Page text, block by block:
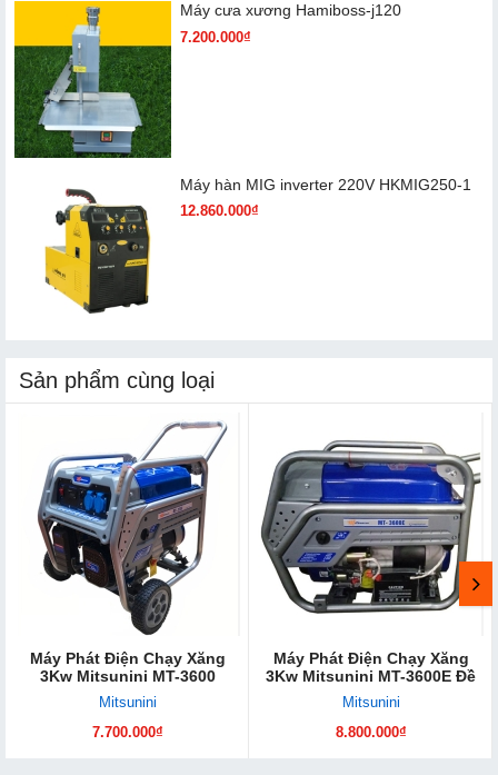
Máy cưa xương Hamiboss-j120
7.200.000₫
Máy hàn MIG inverter 220V HKMIG250-1
12.860.000₫
Sản phẩm cùng loại
Máy Phát Điện Chạy Xăng
3Kw Mitsunini MT-3600
Mitsunini
7.700.000₫
Máy Phát Điện Chạy Xăng
3Kw Mitsunini MT-3600E Đề
Mitsunini
8.800.000₫